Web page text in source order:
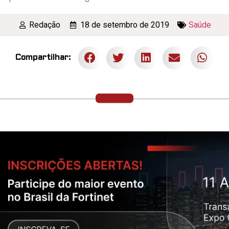
Redação 18 de setembro de 2019 Saúde
Compartilhar: